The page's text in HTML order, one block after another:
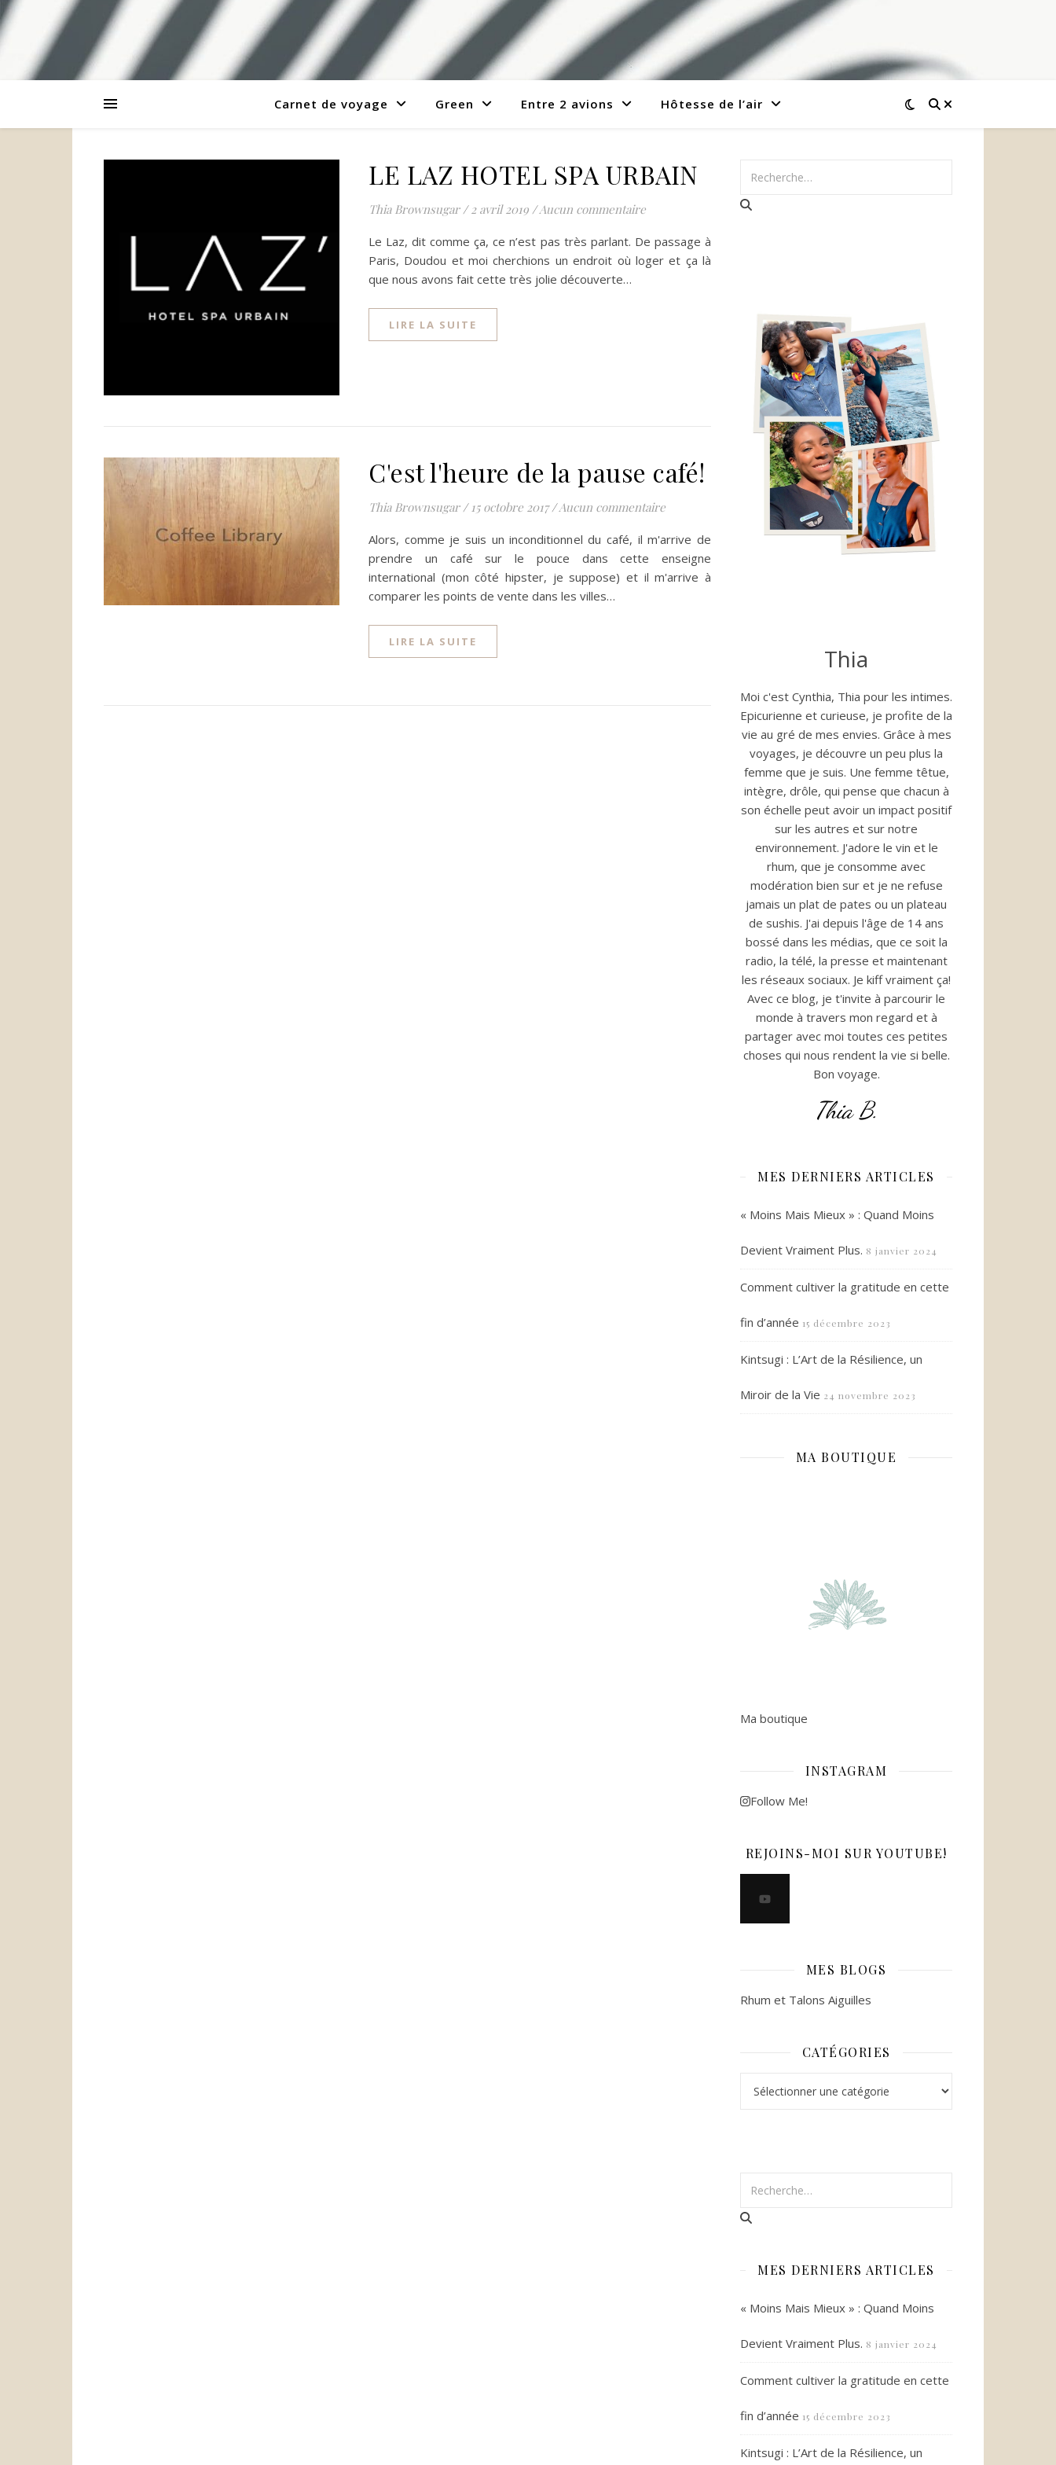
Carnet de voyage Green Entre 2 avions Hôtesse de l’air
LE LAZ HOTEL SPA URBAIN
Thia Brownsugar / 2 avril 2019 /Aucun commentaire
Le Laz, dit comme ça, ce n’est pas très parlant. De passage à
Paris, Doudou et moi cherchions un endroit où loger et ça là
que nous avons fait cette très jolie découverte…
LIRE LA SUITE
C'est l'heure de la pause café!
Thia Brownsugar / 15 octobre 2017 /Aucun commentaire
Alors, comme je suis un inconditionnel du café, il m'arrive de
prendre un café sur le pouce dans cette enseigne
international (mon côté hipster, je suppose) et il m'arrive à
comparer les points de vente dans les villes…
LIRE LA SUITE
Thia
Moi c'est Cynthia, Thia pour les intimes.
Epicurienne et curieuse, je profite de la
vie au gré de mes envies. Grâce à mes
voyages, je découvre un peu plus la
femme que je suis. Une femme têtue,
intègre, drôle, qui pense que chacun à
son échelle peut avoir un impact positif
sur les autres et sur notre
environnement. J'adore le vin et le
rhum, que je consomme avec
modération bien sur et je ne refuse
jamais un plat de pates ou un plateau
de sushis. J'ai depuis l'âge de 14 ans
bossé dans les médias, que ce soit la
radio, la télé, la presse et maintenant
les réseaux sociaux. Je kiff vraiment ça!
Avec ce blog, je t'invite à parcourir le
monde à travers mon regard et à
partager avec moi toutes ces petites
choses qui nous rendent la vie si belle.
Bon voyage.
Thia B.
MES DERNIERS ARTICLES
« Moins Mais Mieux » : Quand Moins
Devient Vraiment Plus. 8 janvier 2024
Comment cultiver la gratitude en cette
fin d’année 15 décembre 2023
Kintsugi : L’Art de la Résilience, un
Miroir de la Vie 24 novembre 2023
MA BOUTIQUE
Ma boutique
INSTAGRAM
Follow Me!
REJOINS-MOI SUR YOUTUBE!
MES BLOGS
Rhum et Talons Aiguilles
CATÉGORIES
MES DERNIERS ARTICLES
« Moins Mais Mieux » : Quand Moins
Devient Vraiment Plus. 8 janvier 2024
Comment cultiver la gratitude en cette
fin d’année 15 décembre 2023
Kintsugi : L’Art de la Résilience, un